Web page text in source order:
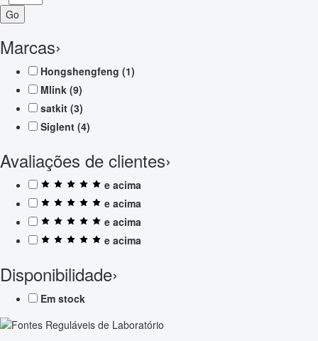
Go
Marcas›
Hongshengfeng (1)
Mlink (9)
satkit (3)
Siglent (4)
Avaliações de clientes›
e acima
e acima
e acima
e acima
Disponibilidade›
Em stock